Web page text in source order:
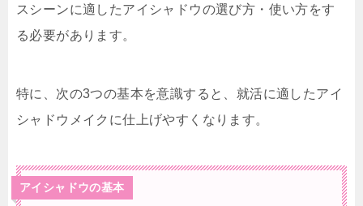
スシーンに適したアイシャドウの選び方・使い方をす
る必要があります。
特に、次の3つの基本を意識すると、就活に適したアイ
シャドウメイクに仕上げやすくなります。
アイシャドウの基本